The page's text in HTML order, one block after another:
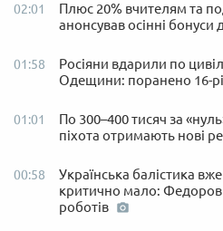
02:01
Плюс 20% вчителям та
анонсував осінні бонуси
01:58
Росіяни вдарили по
Одещини: поранено 16-
01:01
По 300–400 тисяч за
піхота отримають нові
00:58
Українська балістика
критично мало: Федоров
роботів